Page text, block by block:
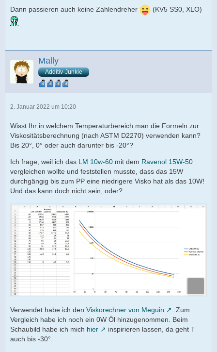
Dann passieren auch keine Zahlendreher (KV5 SS0, XLO)
Mally
Additiv-Junkie
2. Januar 2022 um 10:20
Wisst Ihr in welchem Temperaturbereich man die Formeln zur
Viskositätsberechnung (nach ASTM D2270) verwenden kann?
Bis 20°, 0° oder auch darunter bis -20°?
Ich frage, weil ich das LM 10w-60 mit dem Ravenol 15W-50
vergleichen wollte und feststellen musste, dass das 15W
durchgängig bis zum PP eine niedrigere Visko hat als das 10W!
Und das kann doch nicht sein, oder?
Verwendet habe ich den Viskorechner von Meguin
. Zum
Vergleich habe ich noch ein 0W Öl hinzugenommen. Beim
Schaubild habe ich mich hier
inspirieren lassen, da geht T
auch bis -30°.